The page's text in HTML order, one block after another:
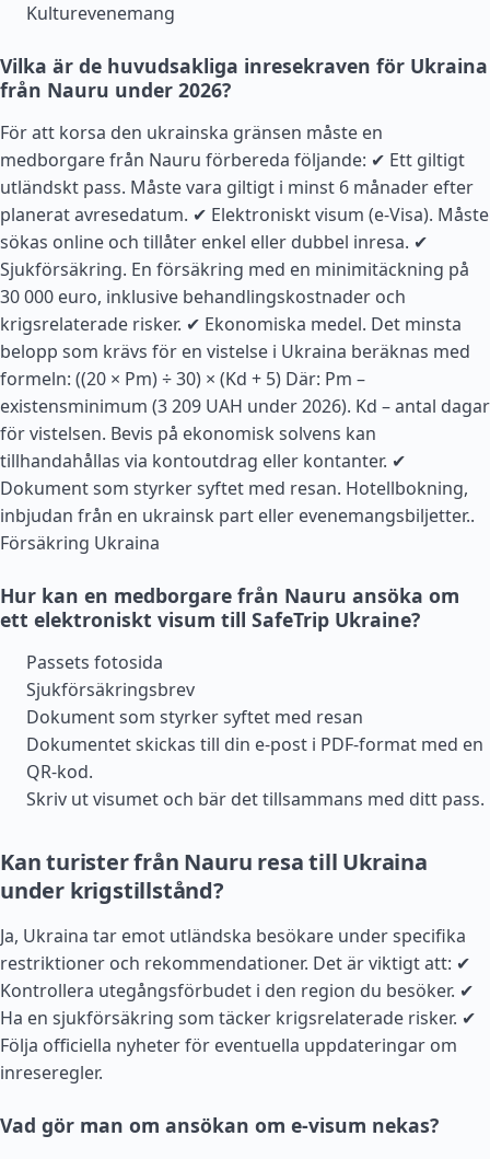
Kulturevenemang
Vilka är de huvudsakliga inresekraven för Ukraina
från Nauru under 2026?
För att korsa den ukrainska gränsen måste en
medborgare från Nauru förbereda följande: ✔ Ett giltigt
utländskt pass. Måste vara giltigt i minst 6 månader efter
planerat avresedatum. ✔ Elektroniskt visum (e-Visa). Måste
sökas online och tillåter enkel eller dubbel inresa. ✔
Sjukförsäkring. En försäkring med en minimitäckning på
30 000 euro, inklusive behandlingskostnader och
krigsrelaterade risker. ✔ Ekonomiska medel. Det minsta
belopp som krävs för en vistelse i Ukraina beräknas med
formeln: ((20 × Pm) ÷ 30) × (Kd + 5) Där: Pm –
existensminimum (3 209 UAH under 2026). Kd – antal dagar
för vistelsen. Bevis på ekonomisk solvens kan
tillhandahållas via kontoutdrag eller kontanter. ✔
Dokument som styrker syftet med resan. Hotellbokning,
inbjudan från en ukrainsk part eller evenemangsbiljetter..
Försäkring Ukraina
Hur kan en medborgare från Nauru ansöka om
ett elektroniskt visum till SafeTrip Ukraine?
Passets fotosida
Sjukförsäkringsbrev
Dokument som styrker syftet med resan
Dokumentet skickas till din e-post i PDF-format med en
QR-kod.
Skriv ut visumet och bär det tillsammans med ditt pass.
Kan turister från Nauru resa till Ukraina
under krigstillstånd?
Ja, Ukraina tar emot utländska besökare under specifika
restriktioner och rekommendationer. Det är viktigt att: ✔
Kontrollera utegångsförbudet i den region du besöker. ✔
Ha en sjukförsäkring som täcker krigsrelaterade risker. ✔
Följa officiella nyheter för eventuella uppdateringar om
inreseregler.
Vad gör man om ansökan om e-visum nekas?